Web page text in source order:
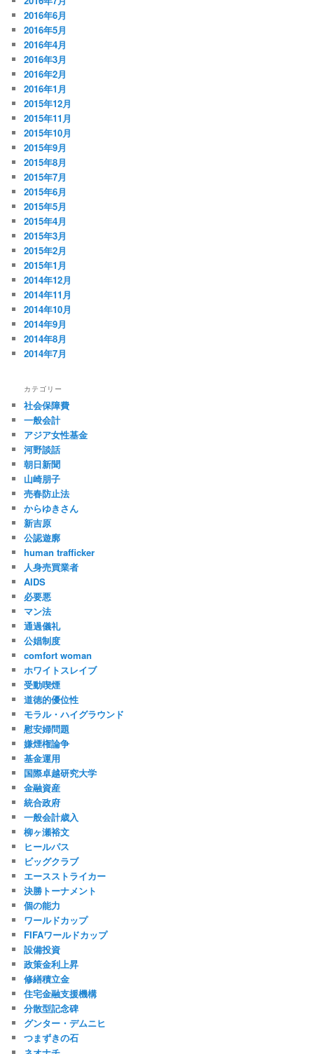
2016年6月
2016年5月
2016年4月
2016年3月
2016年2月
2016年1月
2015年12月
2015年11月
2015年10月
2015年9月
2015年8月
2015年7月
2015年6月
2015年5月
2015年4月
2015年3月
2015年2月
2015年1月
2014年12月
2014年11月
2014年10月
2014年9月
2014年8月
2014年7月
カテゴリー
社会保障費
一般会計
アジア女性基金
河野談話
朝日新聞
山崎朋子
売春防止法
からゆきさん
新吉原
公認遊廓
human trafficker
人身売買業者
AIDS
必要悪
マン法
通過儀礼
公娼制度
comfort woman
ホワイトスレイブ
受動喫煙
道徳的優位性
モラル・ハイグラウンド
慰安婦問題
嫌煙権論争
基金運用
国際卓越研究大学
金融資産
統合政府
一般会計歳入
柳ヶ瀬裕文
ヒールパス
ビッグクラブ
エースストライカー
決勝トーナメント
個の能力
ワールドカップ
FIFAワールドカップ
設備投資
政策金利上昇
修繕積立金
住宅金融支援機構
分散型記念碑
グンター・デムニヒ
つまずきの石